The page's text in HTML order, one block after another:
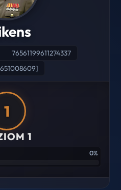
76561199611274337
1
1
0%